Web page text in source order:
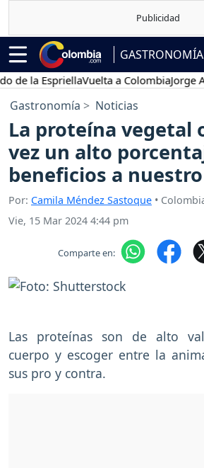
GASTRONOMÍA
la EspriellaVuelta a ColombiaJorge
Gastronomía Noticias
La proteína vegetal
vez un alto
beneficios a
Por: Camila Méndez Sastoque •
Vie, 15 Mar 2024 4:44 pm
Comparte en:
Las proteínas son de alto
cuerpo y escoger entre la
sus pro y contra.